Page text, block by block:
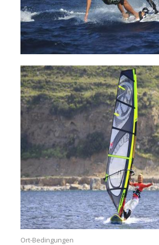
Ort-Bedingungen